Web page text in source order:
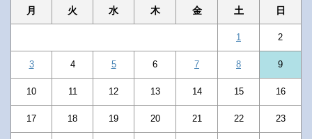
月 火 水 木 金 土 日
1 2
3 4 5 6 7 8 9
10 11 12 13 14 15 16
17 18 19 20 21 22 23